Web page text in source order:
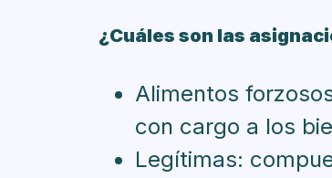
¿Cuáles son las
Alimentos
con cargo a los
Legítimas: